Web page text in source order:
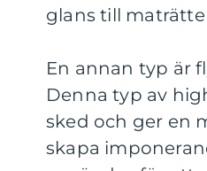
glans till
En annan typ är
Denna typ av
sked och ger en
skapa